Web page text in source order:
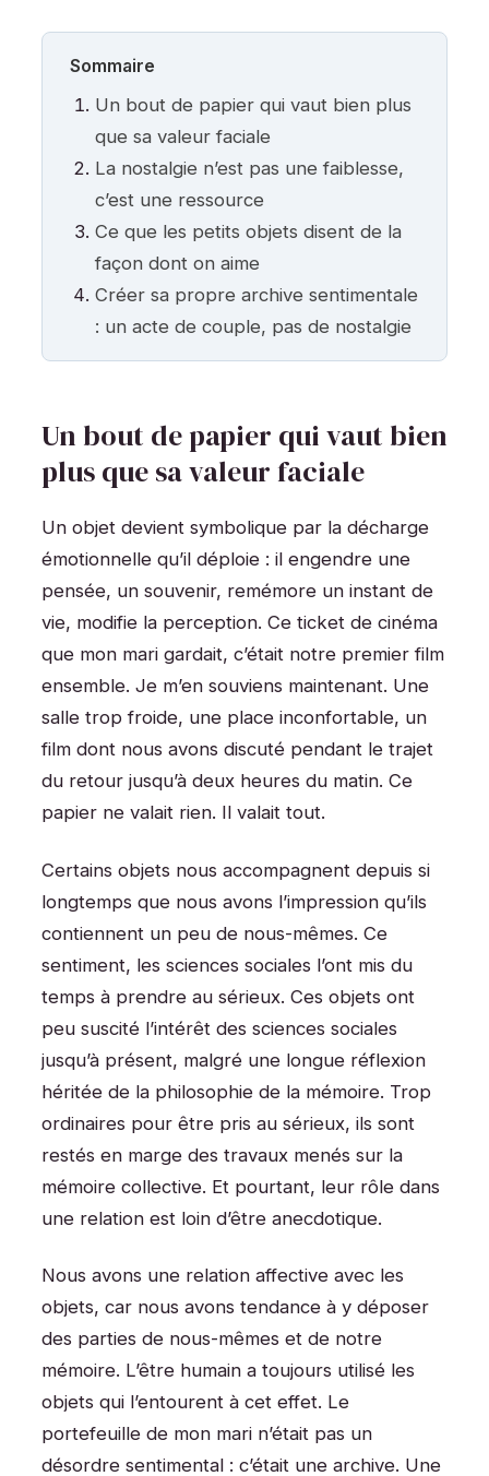
Sommaire
Un bout de papier qui vaut bien plus
que sa valeur faciale
La nostalgie n’est pas une faiblesse,
c’est une ressource
Ce que les petits objets disent de la
façon dont on aime
Créer sa propre archive sentimentale
: un acte de couple, pas de nostalgie
Un bout de papier qui vaut bien
plus que sa valeur faciale
Un objet devient symbolique par la décharge
émotionnelle qu’il déploie : il engendre une
pensée, un souvenir, remémore un instant de
vie, modifie la perception. Ce ticket de cinéma
que mon mari gardait, c’était notre premier film
ensemble. Je m’en souviens maintenant. Une
salle trop froide, une place inconfortable, un
film dont nous avons discuté pendant le trajet
du retour jusqu’à deux heures du matin. Ce
papier ne valait rien. Il valait tout.
Certains objets nous accompagnent depuis si
longtemps que nous avons l’impression qu’ils
contiennent un peu de nous-mêmes. Ce
sentiment, les sciences sociales l’ont mis du
temps à prendre au sérieux. Ces objets ont
peu suscité l’intérêt des sciences sociales
jusqu’à présent, malgré une longue réflexion
héritée de la philosophie de la mémoire. Trop
ordinaires pour être pris au sérieux, ils sont
restés en marge des travaux menés sur la
mémoire collective. Et pourtant, leur rôle dans
une relation est loin d’être anecdotique.
Nous avons une relation affective avec les
objets, car nous avons tendance à y déposer
des parties de nous-mêmes et de notre
mémoire. L’être humain a toujours utilisé les
objets qui l’entourent à cet effet. Le
portefeuille de mon mari n’était pas un
désordre sentimental : c’était une archive. Une